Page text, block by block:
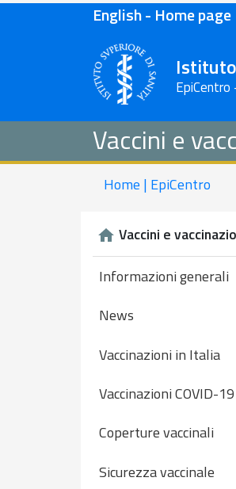
English - Home page
Vaccini e
Home | EpiCentro
Vaccini e
Informazioni generali
News
Vaccinazioni in Italia
Vaccinazioni COVID-19
Coperture vaccinali
Sicurezza vaccinale